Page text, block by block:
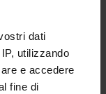
dati
utilizzando
e accedere
fine di